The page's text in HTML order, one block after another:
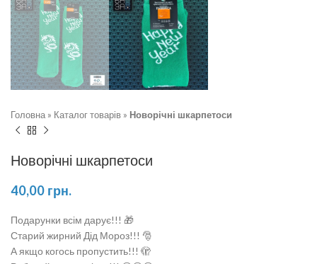
Головна » Каталог товарів » Новорічні шкарпетоси
Новорічні шкарпетоси
40,00 грн.
Подарунки всім дарує!!! 🎁
Старий жирний Дід Мороз!!! 🎅
А якщо когось пропустить!!! 🫣